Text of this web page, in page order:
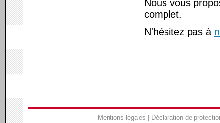
Nous vous
complet.
N'hésitez pas à
Mentions légales
Déclaration de